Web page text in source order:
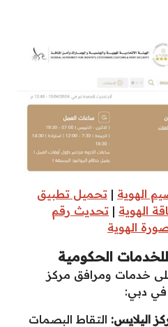
الهوية | تحميل تطبيق
الهوية | تحديث رقم
الهوية
الحكومية
خدمات ومرافق مركز
في دبي:
اليلايس: التقاط البصمات